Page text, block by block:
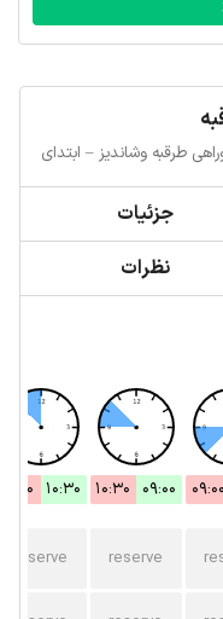
طرقبه وشاندیز – ابتدای
جزئیات
نظرات
09:00
09:00
10:30
10:30
12:00
reserve
reserve